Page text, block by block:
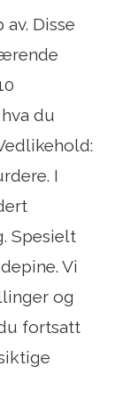
Disse
du
I
Spesielt
Vi
og
fortsatt